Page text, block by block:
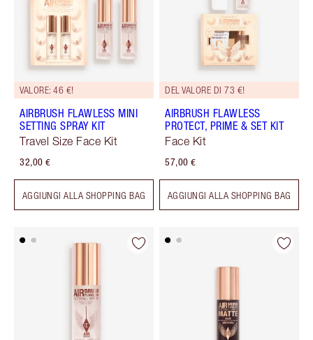
VALORE: 46 €!
AIRBRUSH FLAWLESS MINI
SETTING SPRAY KIT
Travel Size Face Kit
32,00 €
AGGIUNGI ALLA SHOPPING BAG
DEL VALORE DI 73 €!
AIRBRUSH FLAWLESS
PROTECT, PRIME & SET KIT
Face Kit
57,00 €
AGGIUNGI ALLA SHOPPING BAG